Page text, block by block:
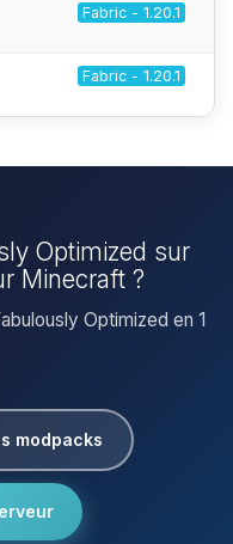
Fabric - 1.20.1
Fabric - 1.20.1
Optimized sur
Minecraft ?
Optimized en 1
modpacks